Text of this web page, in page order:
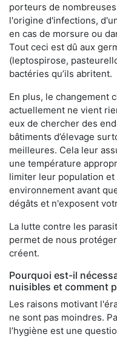
porteurs de
l'origine d'infections,
en cas de morsure ou
Tout ceci est dû aux
(leptospirose,
bactéries qu’ils abritent.
En plus, le changement
actuellement ne vient
eux de chercher des
bâtiments d’élevage
meilleures. Cela leur
une température
limiter leur population
environnement avant
dégâts et n'exposent
La lutte contre les
permet de nous
créent.
Pourquoi est-il
nuisibles et comment
Les raisons motivant
ne sont pas moindres.
l’hygiène est une